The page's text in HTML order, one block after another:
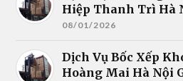
Hiệp Thanh Trì Hà
08/01/2026
Dịch Vụ Bốc Xếp
Hoàng Mai Hà Nội